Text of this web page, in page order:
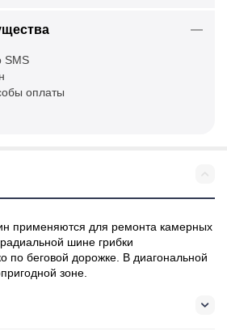
оплаты
применяются для ремонта камерных
шине грибки
по беговой дорожке. В диагональной
зоне.